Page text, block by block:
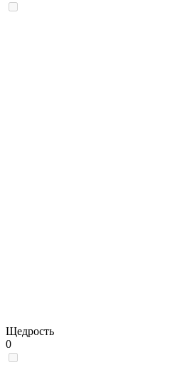
Щедрость
0